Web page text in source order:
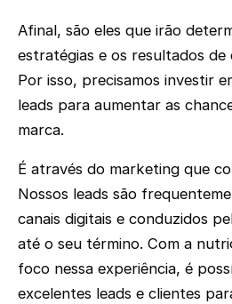
Afinal, são eles que irão
estratégias e os resultados de
Por isso, precisamos investir
leads para aumentar as
marca.
É através do marketing que
Nossos leads são
canais digitais e conduzidos
até o seu término. Com a
foco nessa experiência, é
excelentes leads e clientes